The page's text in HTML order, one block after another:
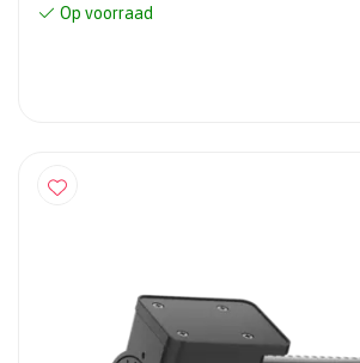
Op voorraad